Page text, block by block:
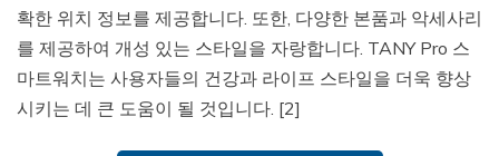
확한 위치 정보를 제공합니다. 또한, 다양한 본품과 악세사리
를 제공하여 개성 있는 스타일을 자랑합니다. TANY Pro 스
마트워치는 사용자들의 건강과 라이프 스타일을 더욱 향상
시키는 데 큰 도움이 될 것입니다. [2]